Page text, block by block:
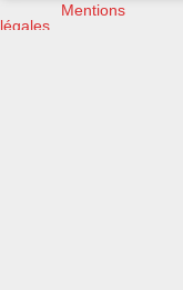
Mentions
légales